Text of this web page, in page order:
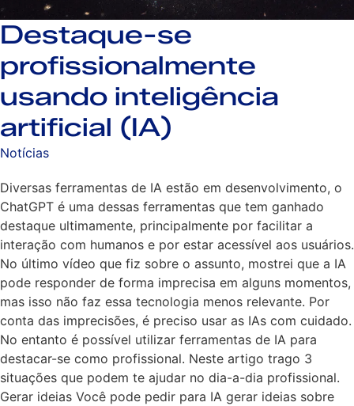
Destaque-se
profissionalmente
usando inteligência
artificial (IA)
Notícias
Diversas ferramentas de IA estão em desenvolvimento, o
ChatGPT é uma dessas ferramentas que tem ganhado
destaque ultimamente, principalmente por facilitar a
interação com humanos e por estar acessível aos usuários.
No último vídeo que fiz sobre o assunto, mostrei que a IA
pode responder de forma imprecisa em alguns momentos,
mas isso não faz essa tecnologia menos relevante. Por
conta das imprecisões, é preciso usar as IAs com cuidado.
No entanto é possível utilizar ferramentas de IA para
destacar-se como profissional. Neste artigo trago 3
situações que podem te ajudar no dia-a-dia profissional.
Gerar ideias Você pode pedir para IA gerar ideias sobre